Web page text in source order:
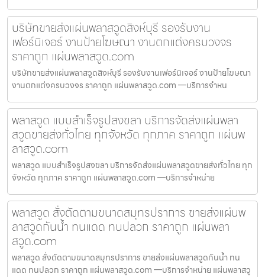
บริษัทขายส่งแผ่นพลาสวูดสิงห์บุรี รองรับงาน
เฟอร์นิเจอร์ งานป้ายโฆษณา งานตกแต่งครบวงจร
ราคาถูก แผ่นพลาสวูด.com
บริษัทขายส่งแผ่นพลาสวูดสิงห์บุรี รองรับงานเฟอร์นิเจอร์ งานป้ายโฆษณา
งานตกแต่งครบวงจร ราคาถูก แผ่นพลาสวูด.com —บริการจำหน
พลาสวูด แบบสำเร็จรูปสงขลา บริการจัดส่งแผ่นพลา
สวูดขายส่งทั่วไทย ทุกจังหวัด ทุกภาค ราคาถูก แผ่นพ
ลาสวูด.com
พลาสวูด แบบสำเร็จรูปสงขลา บริการจัดส่งแผ่นพลาสวูดขายส่งทั่วไทย ทุก
จังหวัด ทุกภาค ราคาถูก แผ่นพลาสวูด.com —บริการจำหน่าย
พลาสวูด สั่งตัดตามขนาดสมุทรปราการ ขายส่งแผ่นพ
ลาสวูดกันน้ำ ทนแดด ทนปลวก ราคาถูก แผ่นพลา
สวูด.com
พลาสวูด สั่งตัดตามขนาดสมุทรปราการ ขายส่งแผ่นพลาสวูดกันน้ำ ทน
แดด ทนปลวก ราคาถูก แผ่นพลาสวูด.com —บริการจำหน่าย แผ่นพลาสวู